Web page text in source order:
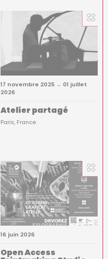
17 novembre 2025 → 01 juillet
2026
Atelier partagé
Paris France
16 juin 2026
Open Access